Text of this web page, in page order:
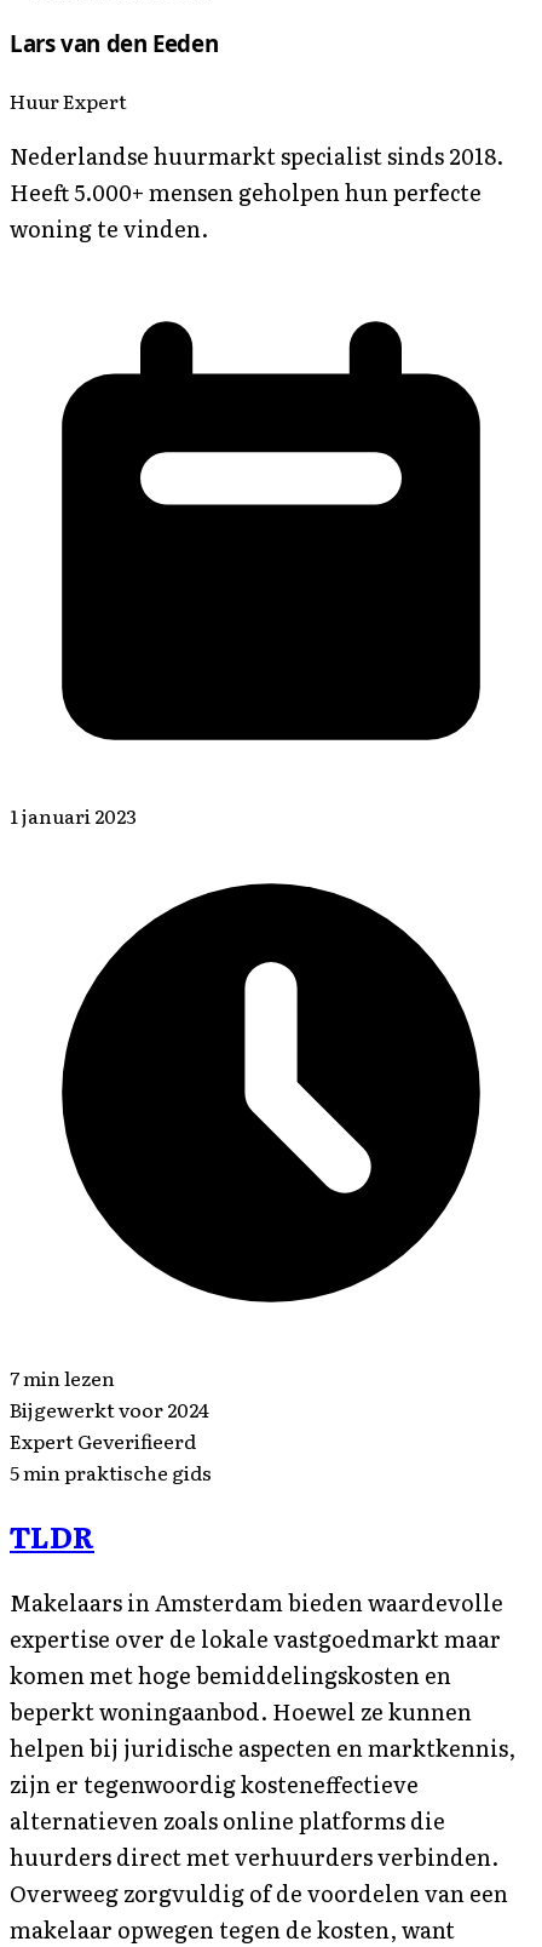
Lars van den Eeden
Huur Expert
Nederlandse huurmarkt specialist sinds 2018.
Heeft 5.000+ mensen geholpen hun perfecte
woning te vinden.
1 januari 2023
7min lezen
Bijgewerkt voor 2024
Expert Geverifieerd
5 min praktische gids
TLDR
Makelaars in Amsterdam bieden waardevolle
expertise over de lokale vastgoedmarkt maar
komen met hoge bemiddelingskosten en
beperkt woningaanbod. Hoewel ze kunnen
helpen bij juridische aspecten en marktkennis,
zijn er tegenwoordig kosteneffectieve
alternatieven zoals online platforms die
huurders direct met verhuurders verbinden.
Overweeg zorgvuldig of de voordelen van een
makelaar opwegen tegen de kosten, want